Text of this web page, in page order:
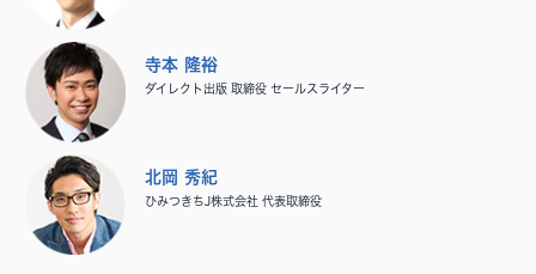
寺本 隆裕
ダイレクト出版 取締役 セールスライター
北岡 秀紀
ひみつきちJ株式会社 代表取締役